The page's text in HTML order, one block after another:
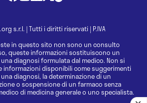
s.r.l. | Tutti i diritti riservati | P.IVA
in questo sito non sono un consulto
queste informazioni sostituiscono un
diagnosi formulata dal medico. Non si
informazioni disponibili come suggerimenti
diagnosi, la determinazione di un
o sospensione di un farmaco senza
di medicina generale o uno specialista.